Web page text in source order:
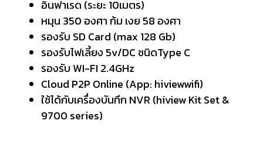
อินฟาเรด (ระยะ 10เมตร)
หมุน 350 องศา ก้ม เงย 58 องศา
รองรับ SD Card (max 128 Gb)
รองรับไฟเลี้ยง 5v/DC ชนิดType C
รองรับ WI-FI 2.4GHz
Cloud P2P Online (App: hiviewwifi)
ใช้ได้กับเครื่องบันทึก NVR (hiview Kit Set &
9700 series)